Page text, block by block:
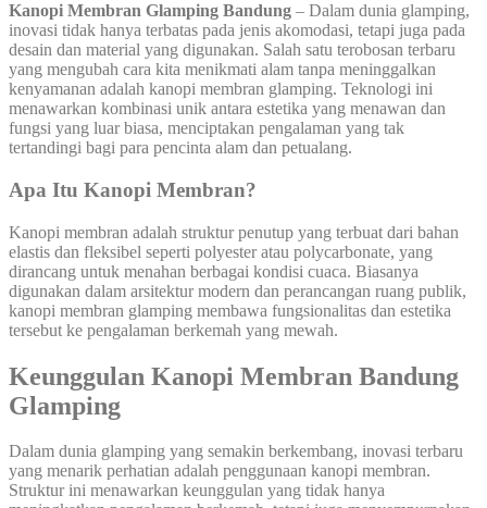
Kanopi Membran Glamping Bandung – Dalam dunia glamping,
inovasi tidak hanya terbatas pada jenis akomodasi, tetapi juga pada
desain dan material yang digunakan. Salah satu terobosan terbaru
yang mengubah cara kita menikmati alam tanpa meninggalkan
kenyamanan adalah kanopi membran glamping. Teknologi ini
menawarkan kombinasi unik antara estetika yang menawan dan
fungsi yang luar biasa, menciptakan pengalaman yang tak
tertandingi bagi para pencinta alam dan petualang.
Apa Itu Kanopi Membran?
Kanopi membran adalah struktur penutup yang terbuat dari bahan
elastis dan fleksibel seperti polyester atau polycarbonate, yang
dirancang untuk menahan berbagai kondisi cuaca. Biasanya
digunakan dalam arsitektur modern dan perancangan ruang publik,
kanopi membran glamping membawa fungsionalitas dan estetika
tersebut ke pengalaman berkemah yang mewah.
Keunggulan Kanopi Membran Bandung
Glamping
Dalam dunia glamping yang semakin berkembang, inovasi terbaru
yang menarik perhatian adalah penggunaan kanopi membran.
Struktur ini menawarkan keunggulan yang tidak hanya